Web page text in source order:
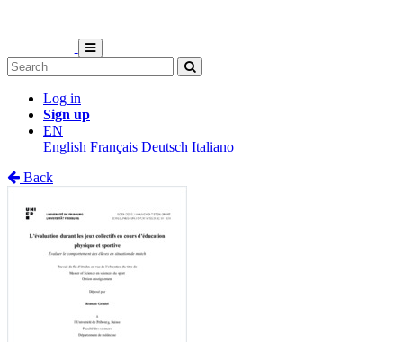
Log in
Sign up
EN
English Français Deutsch Italiano
Back